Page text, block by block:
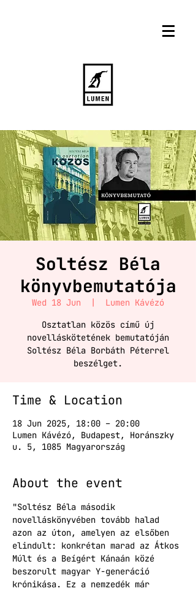
Soltész Béla
könyvbemutatója
Wed 18 Jun
  |
Lumen Kávézó
Osztatlan közös című új
novelláskötetének bemutatóján
Soltész Béla Borbáth Péterrel
beszélget.
Time & Location
18 Jun 2025, 18:00 – 20:00
Lumen Kávézó, Budapest, Horánszky
u. 5, 1085 Magyarország
About the event
"Soltész Béla második
novelláskönyvében tovább halad
azon az úton, amelyen az elsőben
elindult: konkrétan marad az Átkos
Múlt és a Beígért Kánaán közé
beszorult magyar Y-generáció
krónikása. Ez a nemzedék már